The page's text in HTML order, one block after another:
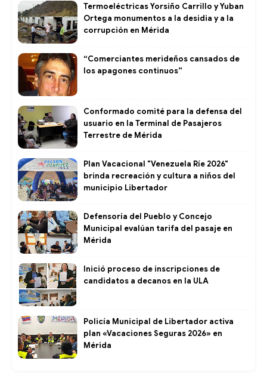
Termoeléctricas Yorsiño Carrillo y Yuban
Ortega monumentos a la desidia y a la
corrupción en Mérida
“Comerciantes merideños cansados de
los apagones continuos”
Conformado comité para la defensa del
usuario en la Terminal de Pasajeros
Terrestre de Mérida
Plan Vacacional "Venezuela Ríe 2026"
brinda recreación y cultura a niños del
municipio Libertador
Defensoría del Pueblo y Concejo
Municipal evalúan tarifa del pasaje en
Mérida
Inició proceso de inscripciones de
candidatos a decanos en la ULA
Policía Municipal de Libertador activa
plan «Vacaciones Seguras 2026» en
Mérida